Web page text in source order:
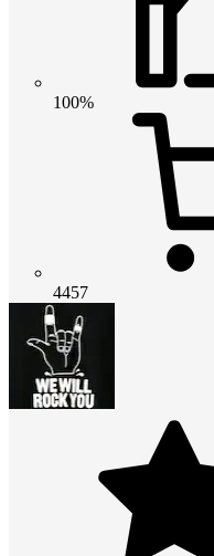
100%
4457